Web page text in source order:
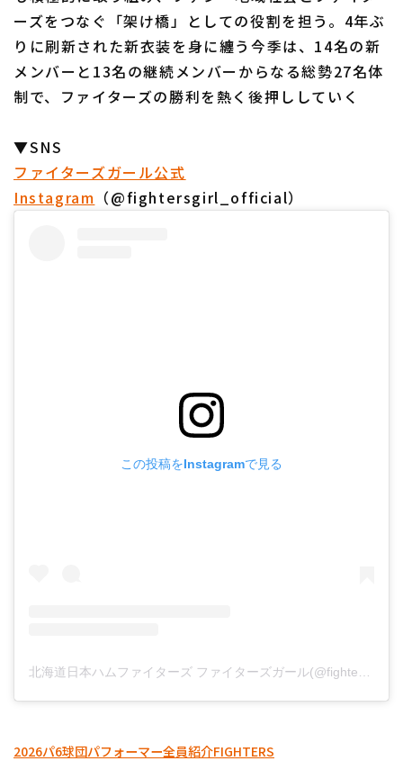
ーズをつなぐ「架け橋」としての役割を担う。4年ぶ
りに刷新された新衣装を身に纏う今季は、14名の新
メンバーと13名の継続メンバーからなる総勢27名体
制で、ファイターズの勝利を熱く後押ししていく
▼SNS
ファイターズガール公式
Instagram （@fightersgirl_official）
この投稿をInstagramで見る
2026パ6球団パフォーマー全員紹介FIGHTERS